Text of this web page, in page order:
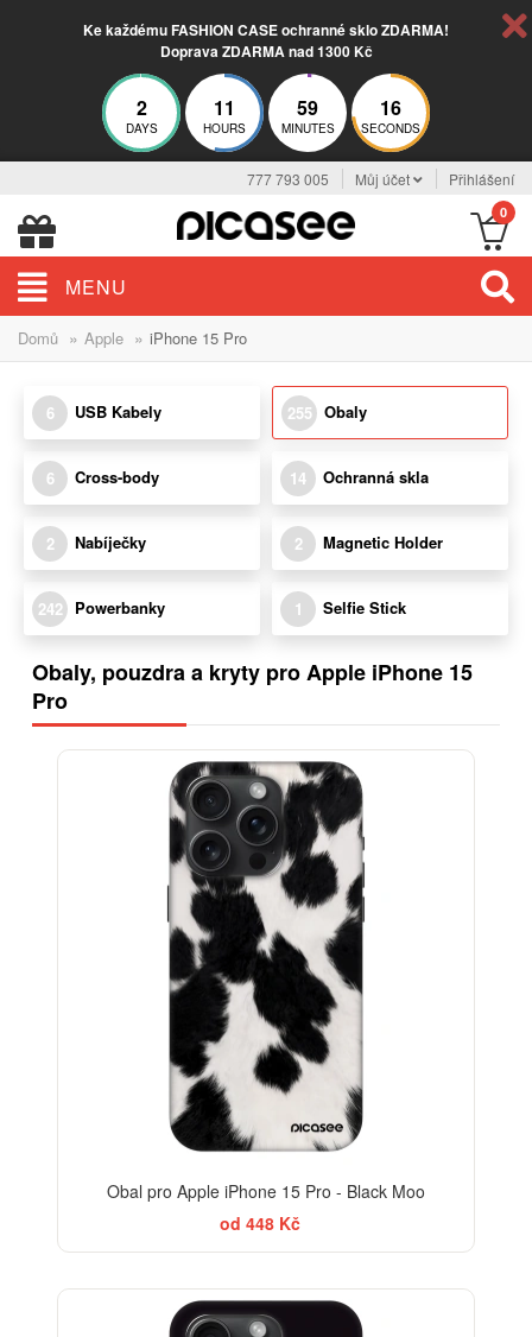
Ke každému FASHION CASE ochranné sklo ZDARMA!
Doprava ZDARMA nad 1300 Kč
2
DAYS
11
HOURS
59
MINUTES
15
SECONDS
777 793 005 Můj účet Přihlášení
0
MENU
Domů » Apple » iPhone 15 Pro
6 USB Kabely 255 Obaly
6 Cross-body 14 Ochranná skla
2 Nabíječky 2 Magnetic Holder
242 Powerbanky 1 Selfie Stick
Obaly, pouzdra a kryty pro Apple iPhone 15
Pro
Obal pro Apple iPhone 15 Pro - Black Moo
od 448 Kč